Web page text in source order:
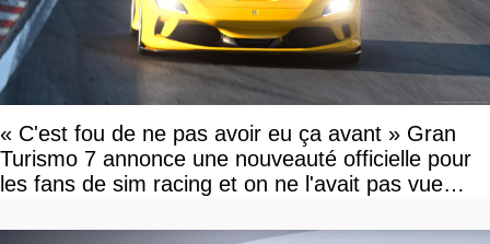
« C'est fou de ne pas avoir eu ça avant » Gran
Turismo 7 annonce une nouveauté officielle pour
les fans de sim racing et on ne l'avait pas vue